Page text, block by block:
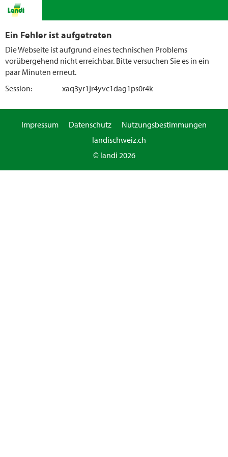
Ein Fehler ist aufgetreten
Die Webseite ist aufgrund eines technischen Problems
vorübergehend nicht erreichbar. Bitte versuchen Sie es in ein
paar Minuten erneut.
Session:
xaq3yr1jr4yvc1dag1ps0r4k
Impressum Datenschutz
Nutzungsbestimmungen
landischweiz.ch
© landi 2026